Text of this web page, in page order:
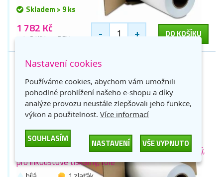
Skladem > 9 ks
1 782 Kč
1 473 Kč bez DPH - + DO KOŠÍKU
HP 1067/30.5m/Universal Satin Photo Paper,
1067mmx30.5m, 42", Q1422B, 200 g/m2, papír, bílý,
pro inkoustové tiskárny, role
Nastavení cookies
Používáme cookies, abychom vám umožnili
pohodlné prohlížení našeho e-shopu a díky
analýze provozu neustále zlepšovali jeho funkce,
výkon a použitelnost. Více informací
SOUHLASÍM NASTAVENÍ VŠE VYPNUTO